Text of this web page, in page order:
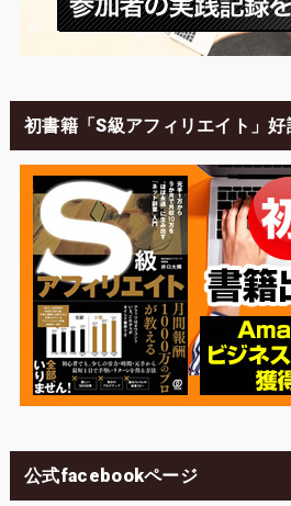
初書籍「S級アフィリエイト」好
公式facebookページ